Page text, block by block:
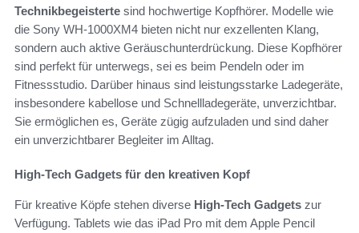
Technikbegeisterte sind hochwertige Kopfhörer. Modelle wie
die Sony WH-1000XM4 bieten nicht nur exzellenten Klang,
sondern auch aktive Geräuschunterdrückung. Diese Kopfhörer
sind perfekt für unterwegs, sei es beim Pendeln oder im
Fitnessstudio. Darüber hinaus sind leistungsstarke Ladegeräte,
insbesondere kabellose und Schnellladegeräte, unverzichtbar.
Sie ermöglichen es, Geräte zügig aufzuladen und sind daher
ein unverzichtbarer Begleiter im Alltag.
High-Tech Gadgets für den kreativen Kopf
Für kreative Köpfe stehen diverse High-Tech Gadgets zur
Verfügung. Tablets wie das iPad Pro mit dem Apple Pencil